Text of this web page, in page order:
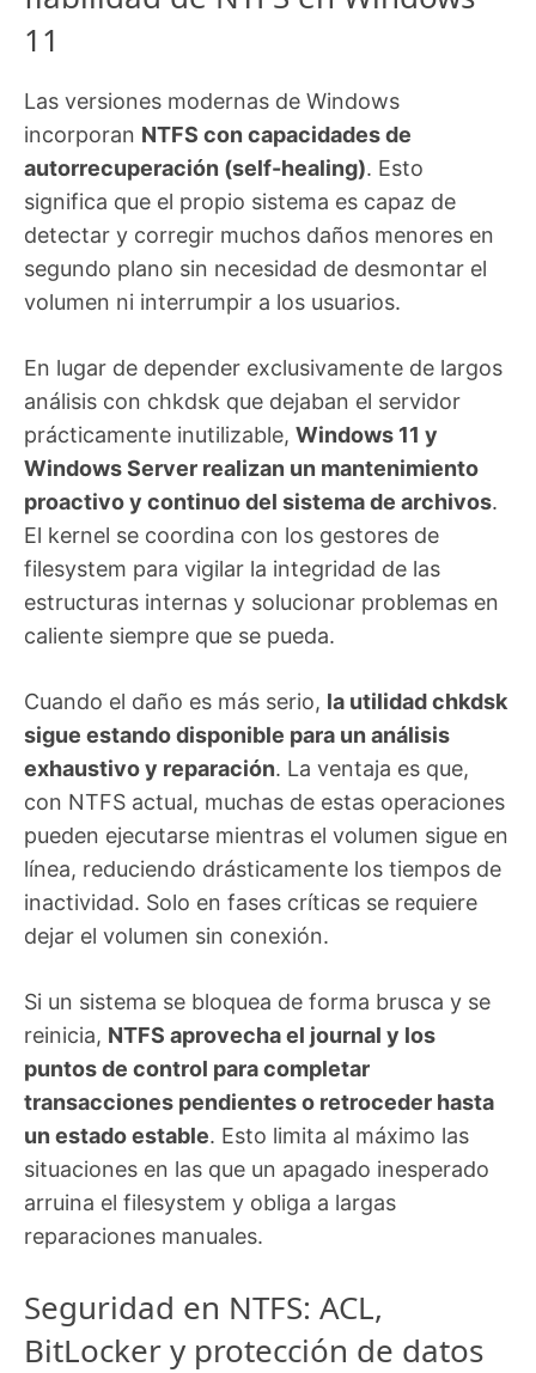
11
Las versiones modernas de Windows
incorporan NTFS con capacidades de
autorrecuperación (self-healing). Esto
significa que el propio sistema es capaz de
detectar y corregir muchos daños menores en
segundo plano sin necesidad de desmontar el
volumen ni interrumpir a los usuarios.
En lugar de depender exclusivamente de largos
análisis con chkdsk que dejaban el servidor
prácticamente inutilizable, Windows 11 y
Windows Server realizan un mantenimiento
proactivo y continuo del sistema de archivos.
El kernel se coordina con los gestores de
filesystem para vigilar la integridad de las
estructuras internas y solucionar problemas en
caliente siempre que se pueda.
Cuando el daño es más serio, la utilidad chkdsk
sigue estando disponible para un análisis
exhaustivo y reparación. La ventaja es que,
con NTFS actual, muchas de estas operaciones
pueden ejecutarse mientras el volumen sigue en
línea, reduciendo drásticamente los tiempos de
inactividad. Solo en fases críticas se requiere
dejar el volumen sin conexión.
Si un sistema se bloquea de forma brusca y se
reinicia, NTFS aprovecha el journal y los
puntos de control para completar
transacciones pendientes o retroceder hasta
un estado estable. Esto limita al máximo las
situaciones en las que un apagado inesperado
arruina el filesystem y obliga a largas
reparaciones manuales.
Seguridad en NTFS: ACL,
BitLocker y protección de datos